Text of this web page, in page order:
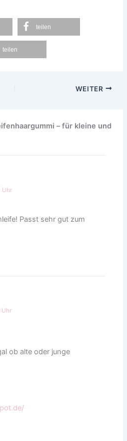
teilen
teilen
WEITER
– für kleine und
Uhr
Passt sehr gut zum
Uhr
ob alte oder junge